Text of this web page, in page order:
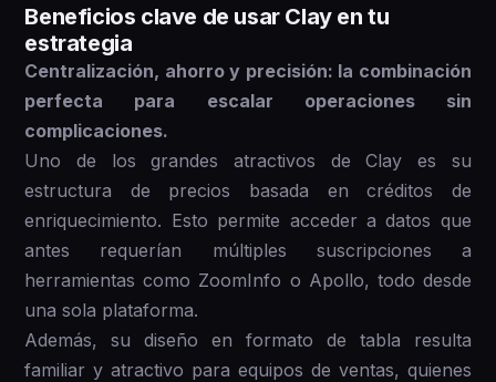
Beneficios clave de usar Clay en tu
estrategia
Centralización, ahorro y precisión: la combinación
perfecta para escalar operaciones sin
complicaciones.
Uno de los grandes atractivos de Clay es su
estructura de precios basada en créditos de
enriquecimiento. Esto permite acceder a datos que
antes requerían múltiples suscripciones a
herramientas como ZoomInfo o Apollo, todo desde
una sola plataforma.
Además, su diseño en formato de tabla resulta
familiar y atractivo para equipos de ventas, quienes